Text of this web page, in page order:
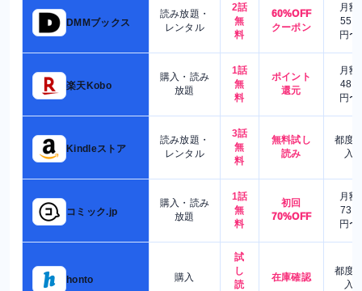
DMMブックス
読み放題・
レンタル
2話
無
料
60%OFF
クーポン
月額
550
円〜
楽天Kobo
購入・読み
放題
1話
無
料
ポイント
還元
月額
480
円〜
Kindleストア
読み放題・
レンタル
3話
無
料
無料試し
読み
都度
入
コミック.jp
購入・読み
放題
1話
無
料
初回
70%OFF
月額
730
円〜
honto 購入
試
し
読
在庫確認
都度
入